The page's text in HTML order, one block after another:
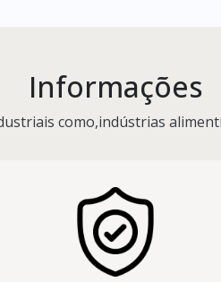
Informações
como,indústrias